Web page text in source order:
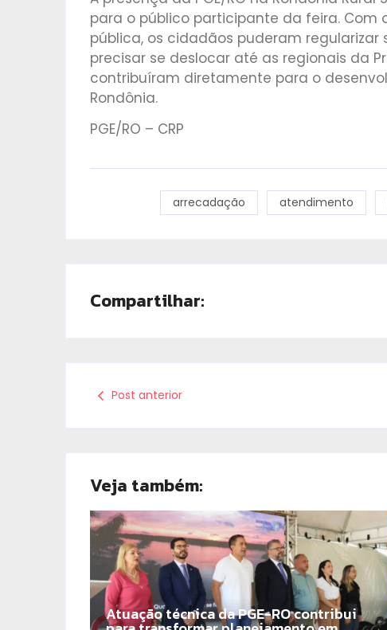
para o público participante da feira.
pública, os cidadãos puderam
precisar se deslocar até as regionais da
contribuíram diretamente para o
Rondônia.
PGE/RO – CRP
arrecadação atendimento
Compartilhar:
Post anterior
Veja também:
Atuação técnica da PGE-RO contribui